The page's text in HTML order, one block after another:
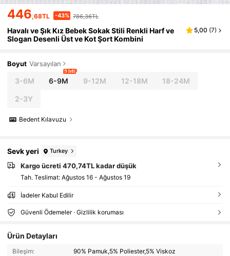
446,68TL -43% 786,36TL
Havalı ve Şık Kız Bebek Sokak Stili Renkli Harf ve
Slogan Desenli Üst ve Kot Şort Kombini
5,00 (7)
Boyut Varsayılan
3-6M 6-9M
9 left
9-12M 12-18M 18-24M
2-3Y
Bedent Kılavuzu
Sevk yeri Turkey
Kargo ücreti 470,74TL kadar düşük
Tah. Teslimat: Ağustos 16 - Ağustos 19
İadeler Kabul Edilir
Güvenli Ödemeler · Gizlilik koruması
Ürün Detayları
Bileşim: 90% Pamuk,5% Poliester,5% Viskoz